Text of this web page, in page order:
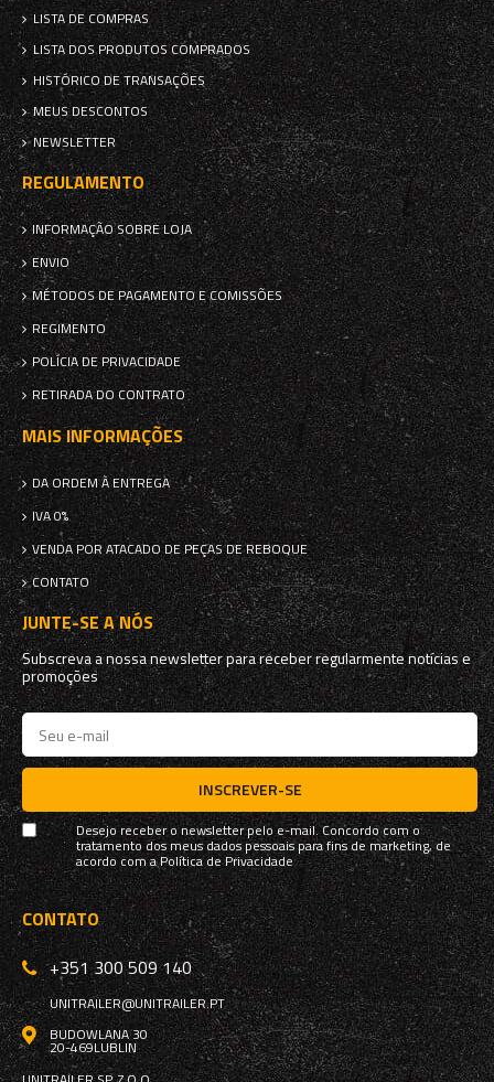
LISTA DE COMPRAS
LISTA DOS PRODUTOS COMPRADOS
HISTÓRICO DE TRANSAÇÕES
MEUS DESCONTOS
NEWSLETTER
REGULAMENTO
INFORMAÇÃO SOBRE LOJA
ENVIO
MÉTODOS DE PAGAMENTO E COMISSÕES
REGIMENTO
POLÍCIA DE PRIVACIDADE
RETIRADA DO CONTRATO
MAIS INFORMAÇÕES
DA ORDEM À ENTREGA
IVA 0%
VENDA POR ATACADO DE PEÇAS DE REBOQUE
CONTATO
JUNTE-SE A NÓS
Subscreva a nossa newsletter para receber regularmente notícias e
promoções
INSCREVER-SE
Desejo receber o newsletter pelo e-mail. Concordo com o
tratamento dos meus dados pessoais para fins de marketing, de
acordo com aPolítica de Privacidade
CONTATO
+351 300 509 140
UNITRAILER@UNITRAILER.PT
BUDOWLANA 30
20-469LUBLIN